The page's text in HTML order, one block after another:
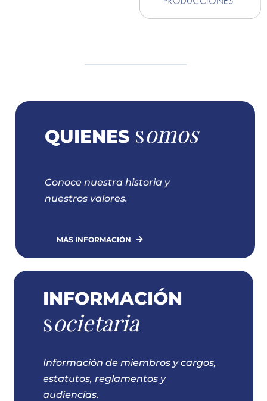
QUIENES somos
Conoce nuestra historia y
nuestros valores.
MÁS INFORMACIÓN
INFORMACIÓN
societaria
Información de miembros y cargos,
estatutos, reglamentos y
audiencias.